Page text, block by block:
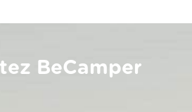
BeCamper